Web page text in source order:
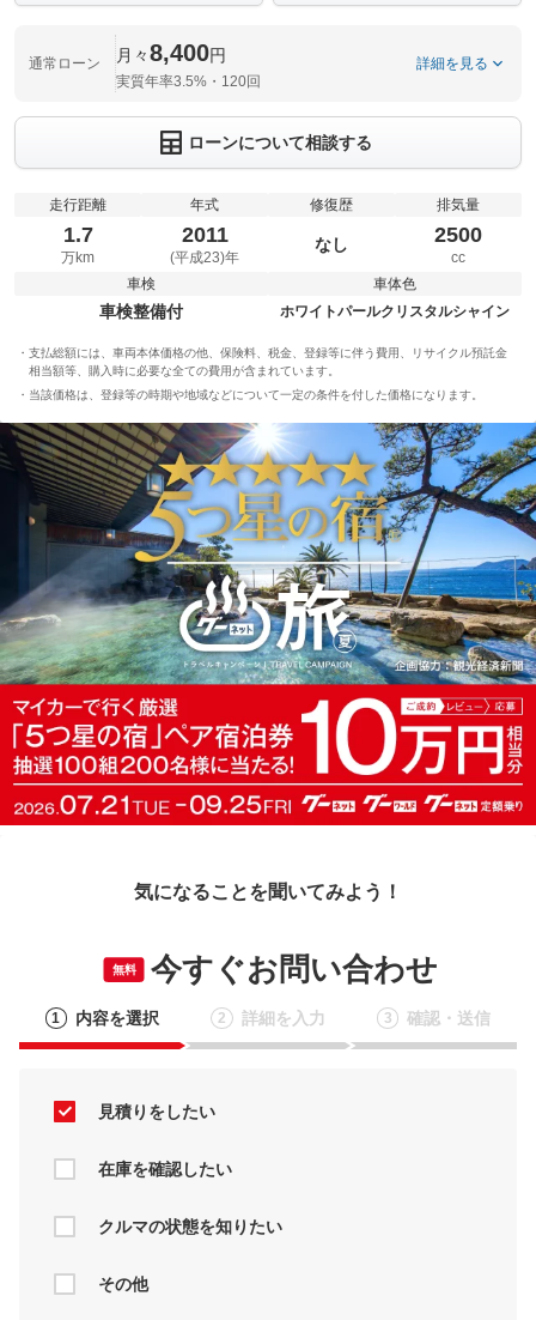
通常ローン 月々8,400円
実質年率3.5%・120回
詳細を見る
ローンについて相談する
走行距離
1.7
万km
年式
2011
(平成23)年
修復歴
なし
排気量
2500
cc
車検
車検整備付
車体色
ホワイトパールクリスタルシャイン
支払総額には、車両本体価格の他、保険料、税金、登録等に伴う費用、リサイクル預託金
相当額等、購入時に必要な全ての費用が含まれています。
当該価格は、登録等の時期や地域などについて一定の条件を付した価格になります。
気になることを聞いてみよう！
無料 今すぐお問い合わせ
1 内容を選択 2 詳細を入力 3 確認・送信
見積りをしたい
在庫を確認したい
クルマの状態を知りたい
その他